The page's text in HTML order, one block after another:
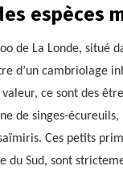
espèces
de La Londe, situé
d’un cambriolage
valeur, ce sont des
de singes-écureuils,
Ces petits
du Sud, sont